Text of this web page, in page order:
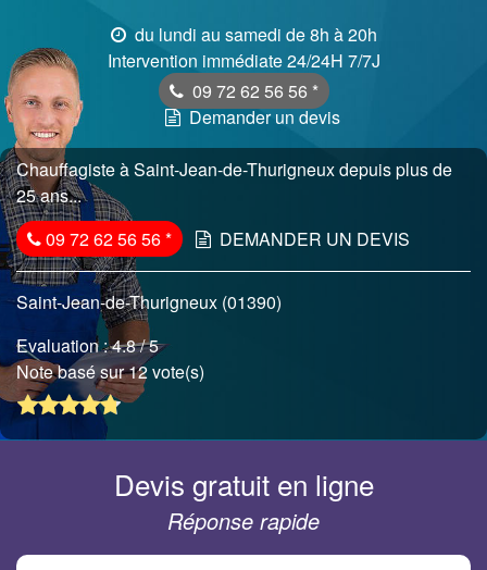
du lundi au samedi de 8h à 20h
Intervention immédiate 24/24H 7/7J
09 72 62 56 56 *
Demander un devis
Chauffagiste à Saint-Jean-de-Thurigneux depuis plus de
25 ans...
09 72 62 56 56* DEMANDER UN DEVIS
Saint-Jean-de-Thurigneux (01390)
Evaluation :4.8/ 5
Note basé sur 12 vote(s)
Devis gratuit en ligne
Réponse rapide